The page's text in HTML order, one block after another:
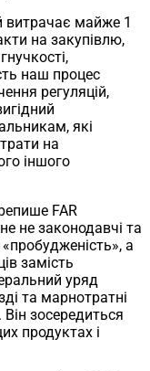
витрачає майже 1
на закупівлю,
наш процес
регуляцій,
які
на
іншого
FAR
не законодавчі та
а
замість
уряд
та марнотратні
зосередиться
продуктах і